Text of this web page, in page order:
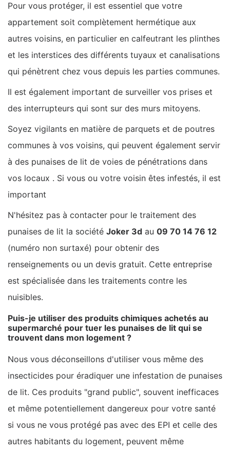
Pour vous protéger, il est essentiel que votre
appartement soit complètement hermétique aux
autres voisins, en particulier en calfeutrant les plinthes
et les interstices des différents tuyaux et canalisations
qui pénètrent chez vous depuis les parties communes.
Il est également important de surveiller vos prises et
des interrupteurs qui sont sur des murs mitoyens.
Soyez vigilants en matière de parquets et de poutres
communes à vos voisins, qui peuvent également servir
à des punaises de lit de voies de pénétrations dans
vos locaux . Si vous ou votre voisin êtes infestés, il est
important
N'hésitez pas à contacter pour le traitement des
punaises de lit la société Joker 3d au 09 70 14 76 12
(numéro non surtaxé) pour obtenir des
renseignements ou un devis gratuit. Cette entreprise
est spécialisée dans les traitements contre les
nuisibles.
Puis-je utiliser des produits chimiques achetés au
supermarché pour tuer les punaises de lit qui se
trouvent dans mon logement ?
Nous vous déconseillons d'utiliser vous même des
insecticides pour éradiquer une infestation de punaises
de lit. Ces produits "grand public", souvent inefficaces
et même potentiellement dangereux pour votre santé
si vous ne vous protégé pas avec des EPI et celle des
autres habitants du logement, peuvent même